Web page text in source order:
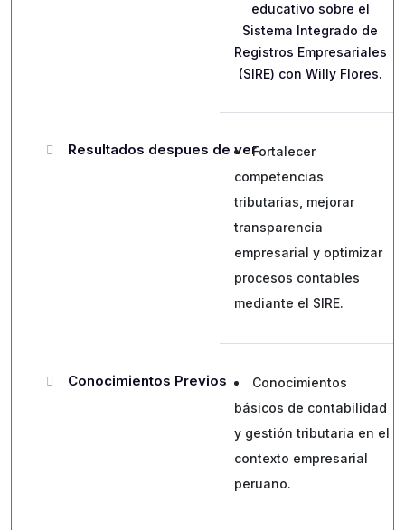
educativo sobre el
Sistema Integrado de
Registros Empresariales
(SIRE) con Willy Flores.
Resultados despues de verFortalecer
competencias
tributarias, mejorar
transparencia
empresarial y optimizar
procesos contables
mediante el SIRE.
Conocimientos Previos
Conocimientos
básicos de contabilidad
y gestión tributaria en el
contexto empresarial
peruano.